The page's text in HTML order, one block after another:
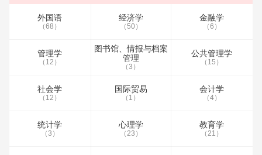
外国语
（68）
经济学
（50）
金融学
（6）
管理学
（12）
图书馆、情报与档案
管理
（3）
公共管理学
（15）
社会学
（12）
国际贸易
（1）
会计学
（4）
统计学
（3）
心理学
（23）
教育学
（21）